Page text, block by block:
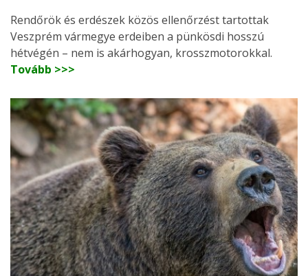
Rendőrök és erdészek közös ellenőrzést tartottak
Veszprém vármegye erdeiben a pünkösdi hosszú
hétvégén – nem is akárhogyan, krosszmotorokkal.
Tovább >>>